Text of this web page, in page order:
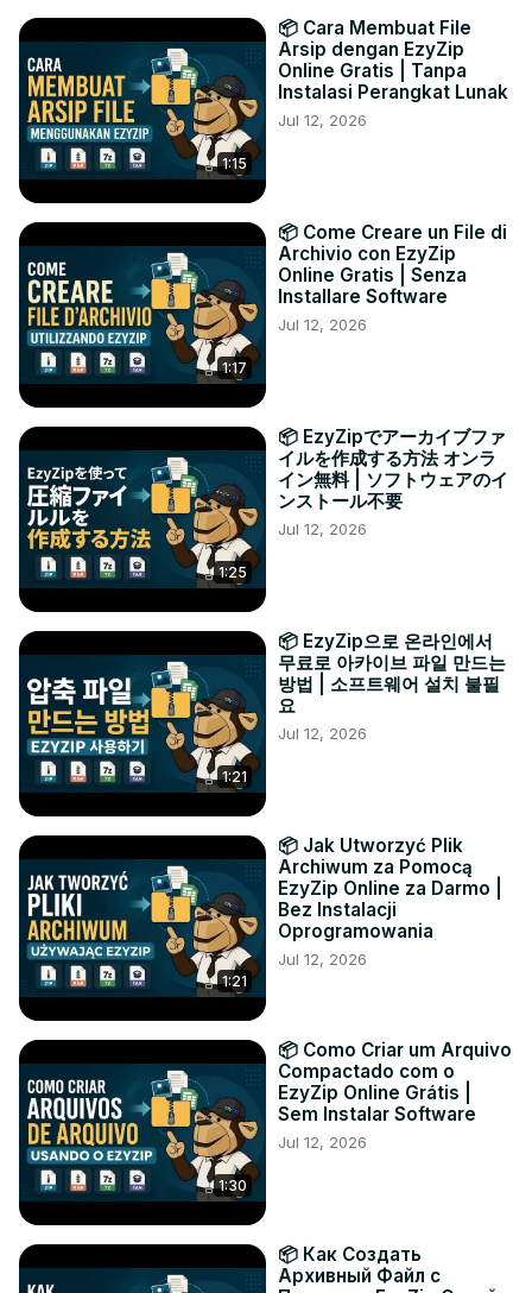
1:15
📦 Cara Membuat File
Arsip dengan EzyZip
Online Gratis | Tanpa
Instalasi Perangkat Lunak
Jul 12, 2026
1:17
📦 Come Creare un File di
Archivio con EzyZip
Online Gratis | Senza
Installare Software
Jul 12, 2026
1:25
📦 EzyZipでアーカイブファ
イルを作成する方法 オンラ
イン無料 | ソフトウェアのイ
ンストール不要
Jul 12, 2026
1:21
📦 EzyZip으로 온라인에서
무료로 아카이브 파일 만드는
방법 | 소프트웨어 설치 불필
요
Jul 12, 2026
1:21
📦 Jak Utworzyć Plik
Archiwum za Pomocą
EzyZip Online za Darmo |
Bez Instalacji
Oprogramowania
Jul 12, 2026
1:30
📦 Como Criar um Arquivo
Compactado com o
EzyZip Online Grátis |
Sem Instalar Software
Jul 12, 2026
📦 Как Создать
Архивный Файл с